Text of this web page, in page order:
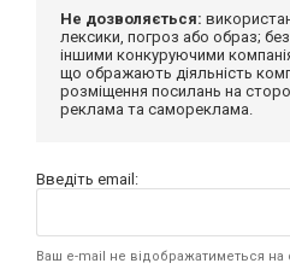
Не дозволяється:
лексики, погроз або образ;
іншими конкуруючими
що ображають діяльність
розміщення посилань на
реклама та самореклама.
Введіть email:
Ваш e-mail не відображатиметься на